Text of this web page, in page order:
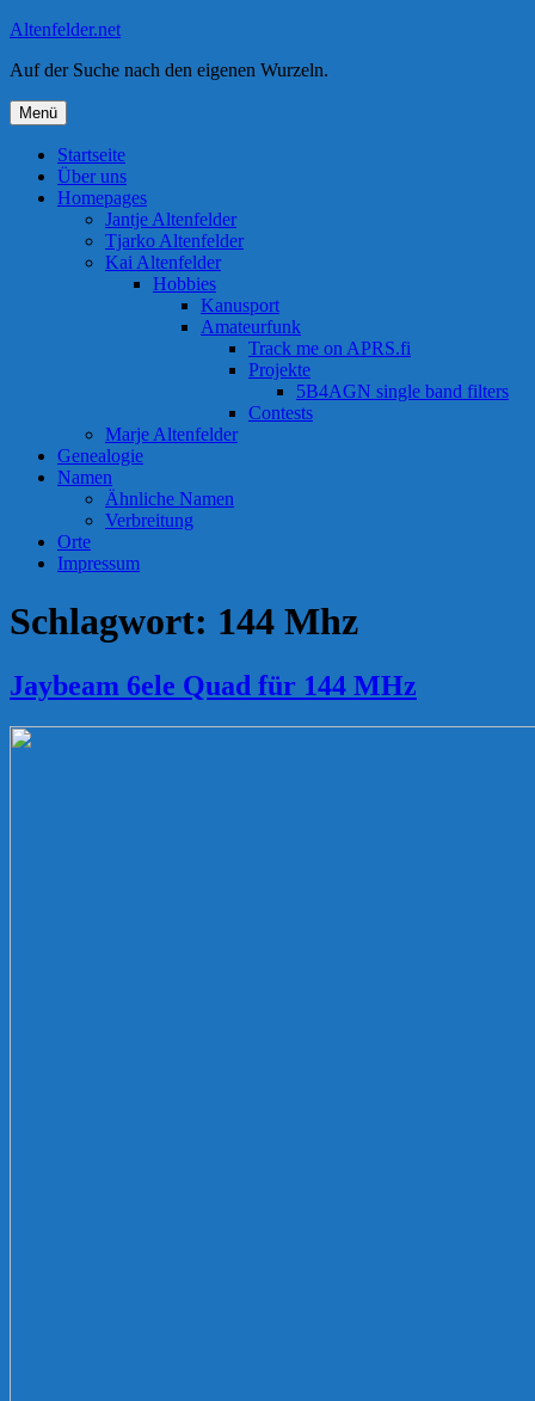
Zum
springen
Altenfelder.net
Auf der Suche nach den eigenen Wurzeln.
Menü
Startseite
Über uns
Homepages
Jantje Altenfelder
Tjarko Altenfelder
Kai Altenfelder
Hobbies
Kanusport
Amateurfunk
Track me on APRS.fi
Projekte
5B4AGN single band filters
Contests
Marje Altenfelder
Genealogie
Namen
Ähnliche Namen
Verbreitung
Orte
Impressum
Schlagwort: 144 Mhz
Jaybeam 6ele Quad für 144 MHz